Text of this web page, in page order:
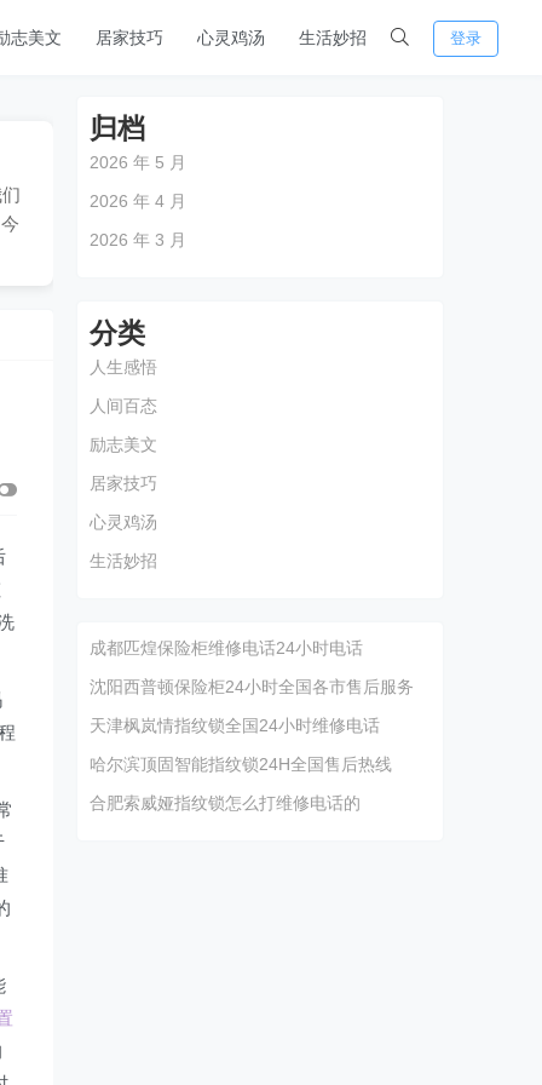
志美文 居家技巧 心灵鸡汤 生活妙招 登录
归档
2026 年 5 月
2026 年 4 月
2026 年 3 月
分类
人生感悟
人间百态
励志美文
居家技巧
心灵鸡汤
生活妙招
成都匹煌保险柜维修电话24小时电话
沈阳西普顿保险柜24小时全国各市售后服务
天津枫岚情指纹锁全国24小时维修电话
哈尔滨顶固智能指纹锁24H全国售后热线
合肥索威娅指纹锁怎么打维修电话的